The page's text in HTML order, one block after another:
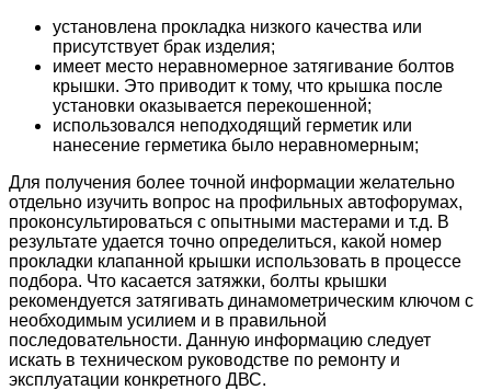
установлена прокладка низкого качества или
присутствует брак изделия;
имеет место неравномерное затягивание болтов
крышки. Это приводит к тому, что крышка после
установки оказывается перекошенной;
использовался неподходящий герметик или
нанесение герметика было неравномерным;
Для получения более точной информации желательно
отдельно изучить вопрос на профильных автофорумах,
проконсультироваться с опытными мастерами и т.д. В
результате удается точно определиться, какой номер
прокладки клапанной крышки использовать в процессе
подбора. Что касается затяжки, болты крышки
рекомендуется затягивать динамометрическим ключом с
необходимым усилием и в правильной
последовательности. Данную информацию следует
искать в техническом руководстве по ремонту и
эксплуатации конкретного ДВС.